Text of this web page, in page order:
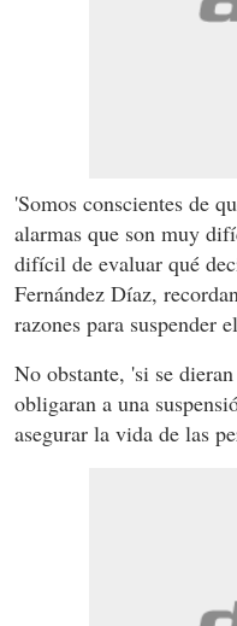
'Somos conscientes de
alarmas que son muy
difícil de evaluar qué
Fernández Díaz,
razones para suspender
No obstante, 'si se
obligaran a una
asegurar la vida de las